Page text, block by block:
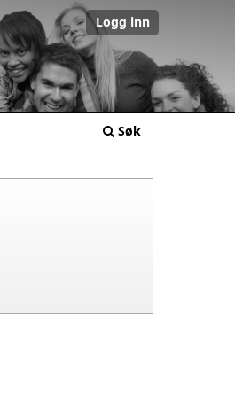
Søk
Logg inn